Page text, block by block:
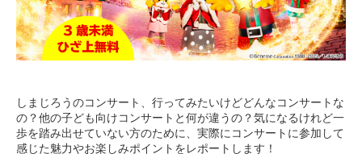
しまじろうのコンサート、行ってみたいけどどんなコンサートな
の？他の子ども向けコンサートと何が違うの？気になるけれど一
歩を踏み出せていない方のために、実際にコンサートに参加して
感じた魅力やお楽しみポイントをレポートします！